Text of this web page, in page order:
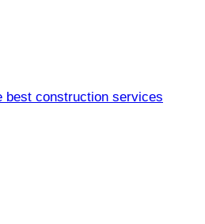
best construction services